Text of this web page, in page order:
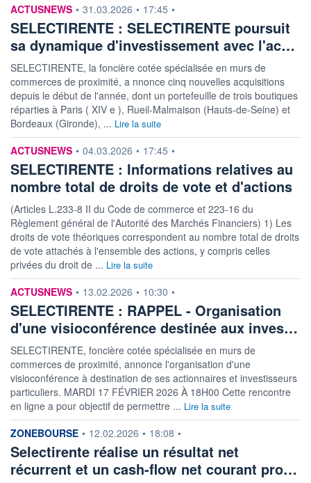
information fournie par
ACTUSNEWS • 31.03.2026 • 17:45 •
SELECTIRENTE : SELECTIRENTE poursuit
sa dynamique d'investissement avec l'ac…
SELECTIRENTE, la foncière cotée spécialisée en murs de
commerces de proximité, a nnonce cinq nouvelles acquisitions
depuis le début de l'année, dont un portefeuille de trois boutiques
réparties à Paris ( XIV e ), Rueil-Malmaison (Hauts-de-Seine) et
Bordeaux (Gironde), ... Lire la suite
information fournie par
ACTUSNEWS • 04.03.2026 • 17:45 •
SELECTIRENTE : Informations relatives au
nombre total de droits de vote et d'actions
(Articles L.233-8 II du Code de commerce et 223-16 du
Règlement général de l'Autorité des Marchés Financiers) 1) Les
droits de vote théoriques correspondent au nombre total de droits
de vote attachés à l'ensemble des actions, y compris celles
privées du droit de ... Lire la suite
information fournie par
ACTUSNEWS • 13.02.2026 • 10:30 •
SELECTIRENTE : RAPPEL - Organisation
d'une visioconférence destinée aux inves…
SELECTIRENTE, foncière cotée spécialisée en murs de
commerces de proximité, annonce l'organisation d'une
visioconférence à destination de ses actionnaires et investisseurs
particuliers. MARDI 17 FÉVRIER 2026 À 18H00 Cette rencontre
en ligne a pour objectif de permettre ... Lire la suite
information fournie par
ZONEBOURSE • 12.02.2026 • 18:08 •
Selectirente réalise un résultat net
récurrent et un cash-flow net courant pro…